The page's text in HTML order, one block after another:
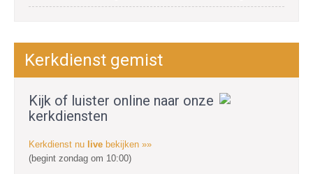
Kerkdienst gemist
Kijk of luister online naar onze
kerkdiensten
Kerkdienst nu live bekijken »»
(begint zondag om 10:00)